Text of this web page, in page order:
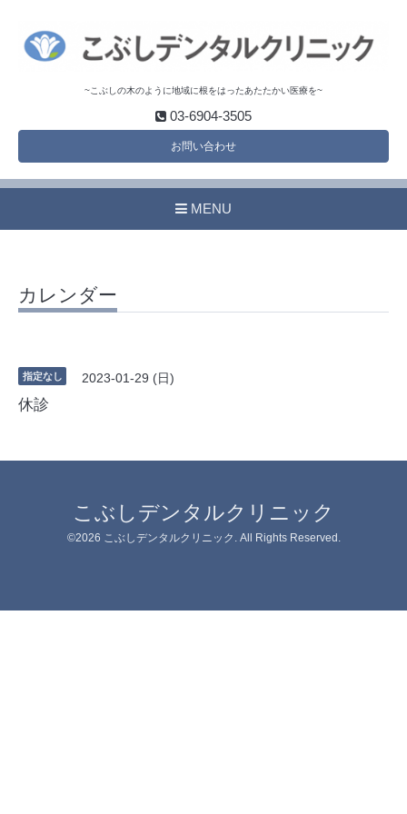
~こぶしの木のように地域に根をはったあたたかい医療を~
03-6904-3505
お問い合わせ
MENU
カレンダー
指定なし 2023-01-29 (日)
休診
こぶしデンタルクリニック
©2026 こぶしデンタルクリニック . All Rights Reserved.